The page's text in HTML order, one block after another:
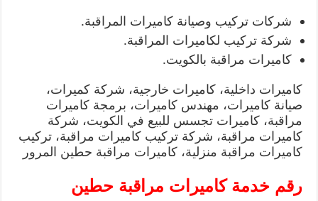
شركات تركيب وصيانة كاميرات المراقبة.
شركة تركيب لكاميرات المراقبة.
كاميرات مراقبة بالكويت.
كاميرات داخلية، كاميرات خارجية، شركة كميرات،
صيانة كاميرات، مهندس كاميرات، برمجة كاميرات
مراقبة، كاميرات تجسس للبيع في الكويت، شركة
كاميرات مراقبة، شركة تركيب كاميرات مراقبة، تركيب
كاميرات مراقبة منزلية، كاميرات مراقبة حطين المرور
رقم خدمة كاميرات مراقبة حطين